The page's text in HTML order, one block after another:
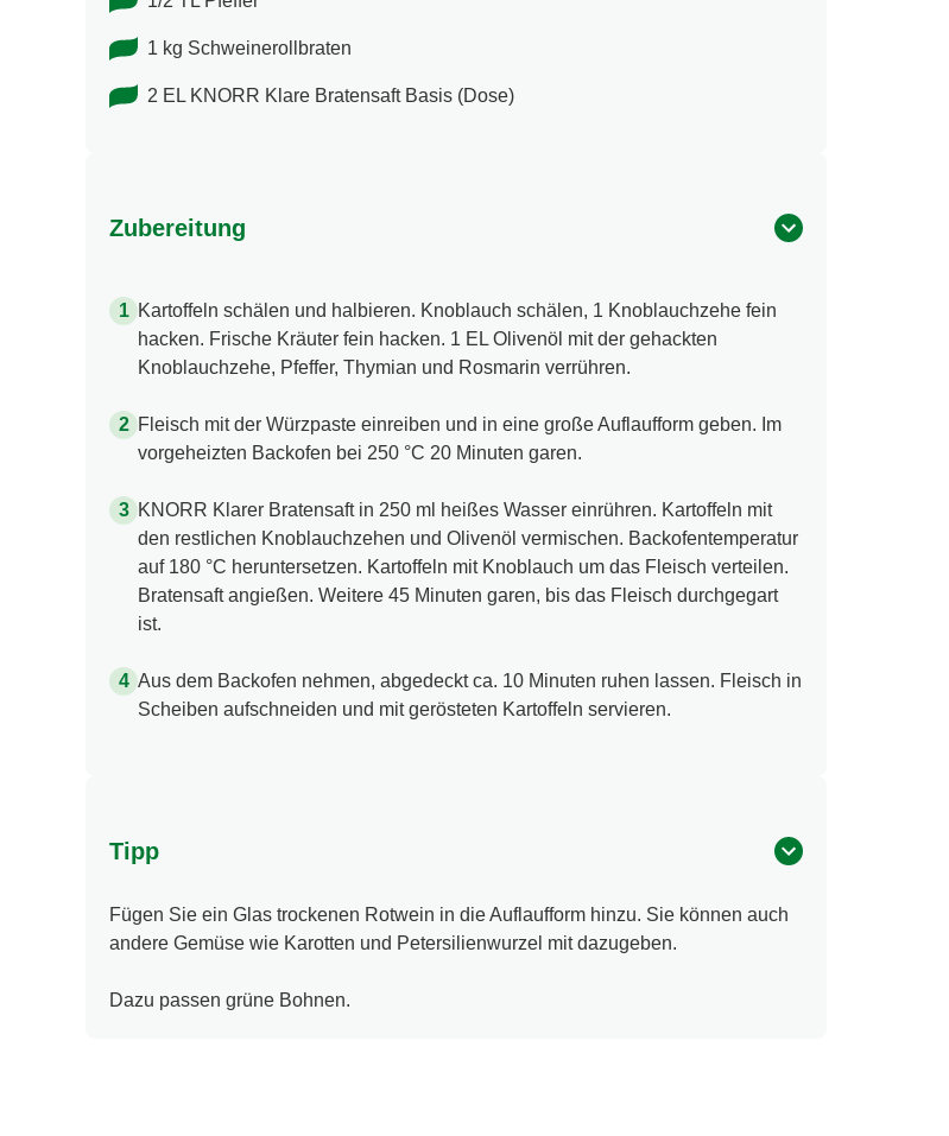
1 kg Schweinerollbraten
2 EL KNORR Klare Bratensaft Basis (Dose)
Zubereitung
Kartoffeln schälen und halbieren. Knoblauch schälen, 1 Knoblauchzehe fein
hacken. Frische Kräuter fein hacken. 1 EL Olivenöl mit der gehackten
Knoblauchzehe, Pfeffer, Thymian und Rosmarin verrühren.
Fleisch mit der Würzpaste einreiben und in eine große Auflaufform geben. Im
vorgeheizten Backofen bei 250 °C 20 Minuten garen.
KNORR Klarer Bratensaft in 250 ml heißes Wasser einrühren. Kartoffeln mit
den restlichen Knoblauchzehen und Olivenöl vermischen. Backofentemperatur
auf 180 °C heruntersetzen. Kartoffeln mit Knoblauch um das Fleisch verteilen.
Bratensaft angießen. Weitere 45 Minuten garen, bis das Fleisch durchgegart
ist.
Aus dem Backofen nehmen, abgedeckt ca. 10 Minuten ruhen lassen. Fleisch in
Scheiben aufschneiden und mit gerösteten Kartoffeln servieren.
Tipp
Fügen Sie ein Glas trockenen Rotwein in die Auflaufform hinzu. Sie können auch
andere Gemüse wie Karotten und Petersilienwurzel mit dazugeben.
Dazu passen grüne Bohnen.